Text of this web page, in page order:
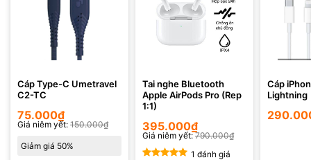
Cáp Type-C Umetravel
C2-TC
75.000₫
Giá niêm yết: 150.000₫
Giảm giá 50%
Tai nghe Bluetooth
Apple AirPods Pro (Rep
1:1)
395.000₫
Giá niêm yết:790.000₫
1 đánh giá
Cáp
Lightning